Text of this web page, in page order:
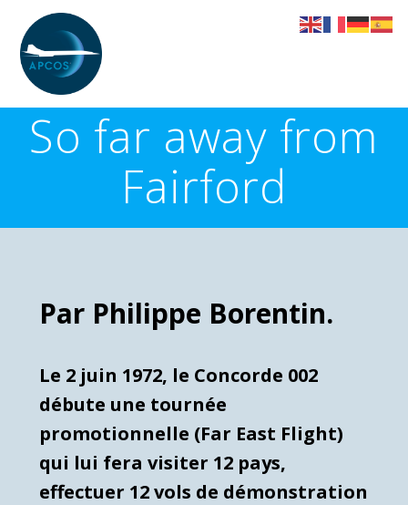
So far away from
Fairford
Par Philippe Borentin.
Le 2 juin 1972, le Concorde 002
débute une tournée
promotionnelle (Far East Flight)
qui lui fera visiter 12 pays,
effectuer 12 vols de démonstration